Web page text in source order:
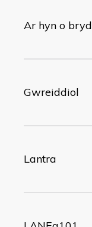
Ar hyn o bryd
Gwreiddiol
Lantra